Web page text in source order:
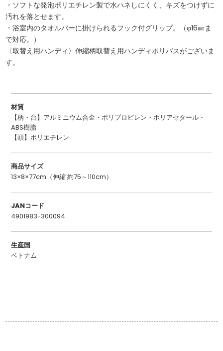
・ソフトな発泡ポリエチレン製で水ハネしにくく、キズをつけずに
汚れを落とせます。
・浴室内のタオルバーに掛けられるフック付グリップ。（φ16㎜ま
で対応。）
〈取替え用ハンディ〉伸縮柄取替え用ハンディポリバスがございま
す。
材質
【柄・台】アルミニウム合金・ポリプロピレン・ポリアセタール・
ABS樹脂
【頭】ポリエチレン
商品サイズ
13×8×77cm（伸縮 約75～110cm）
JANコード
4901983-300094
生産国
ベトナム